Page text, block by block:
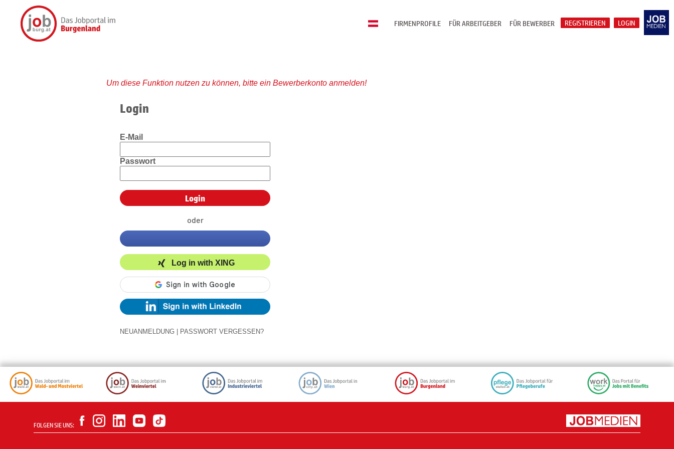
LOGIN
REGISTRIEREN
FÜR BEWERBER
FÜR ARBEITGEBER
FIRMENPROFILE
Um diese Funktion nutzen zu können, bitte ein Bewerberkonto anmelden!
Login
E-Mail
Passwort
oder
Log in with XING
NEUANMELDUNG PASSWORT VERGESSEN?
FOLGEN SIE UNS: